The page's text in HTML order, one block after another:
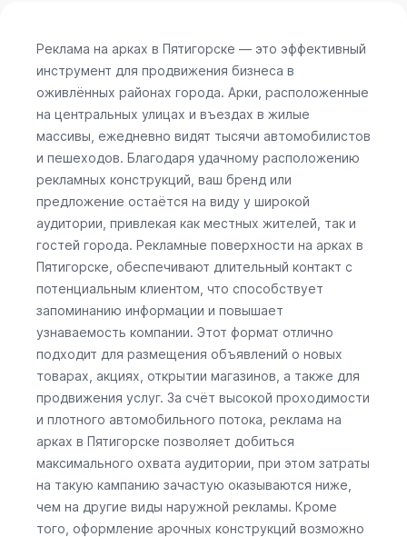
Реклама на арках в Пятигорске — это эффективный
инструмент для продвижения бизнеса в
оживлённых районах города. Арки, расположенные
на центральных улицах и въездах в жилые
массивы, ежедневно видят тысячи автомобилистов
и пешеходов. Благодаря удачному расположению
рекламных конструкций, ваш бренд или
предложение остаётся на виду у широкой
аудитории, привлекая как местных жителей, так и
гостей города. Рекламные поверхности на арках в
Пятигорске, обеспечивают длительный контакт с
потенциальным клиентом, что способствует
запоминанию информации и повышает
узнаваемость компании. Этот формат отлично
подходит для размещения объявлений о новых
товарах, акциях, открытии магазинов, а также для
продвижения услуг. За счёт высокой проходимости
и плотного автомобильного потока, реклама на
арках в Пятигорске позволяет добиться
максимального охвата аудитории, при этом затраты
на такую кампанию зачастую оказываются ниже,
чем на другие виды наружной рекламы. Кроме
того, оформление арочных конструкций возможно